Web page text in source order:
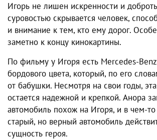
Игорь не лишен искренности и
суровостью скрывается человек,
и внимание к тем, кто ему дорог.
заметно к концу кинокартины.
По фильму у Игоря есть Mercedes-
бордового цвета, который, по его
от бабушки. Несмотря на свои годы,
остается надежной и крепкой. Анора
автомобиль похож на Игоря, и в чем-то
старый, но верный автомобиль
сущность героя.